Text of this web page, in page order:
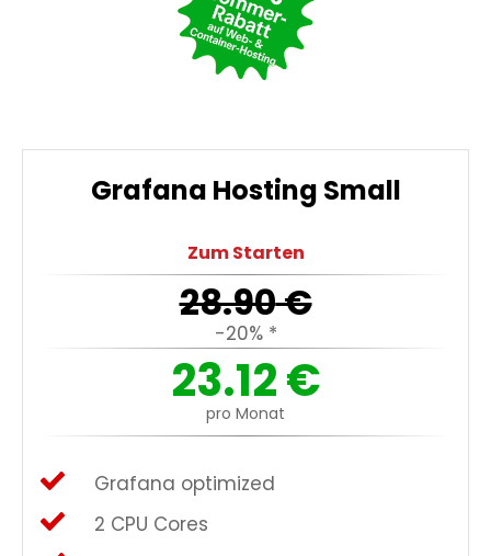
Grafana Hosting Small
Zum Starten
28.90€
-20% *
23.12€
pro Monat
Grafana optimized
2 CPU Cores